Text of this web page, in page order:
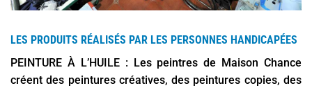
LES PRODUITS RÉALISÉS PAR LES PERSONNES HANDICAPÉES
PEINTURE À L’HUILE : Les peintres de Maison Chance
créent des peintures créatives, des peintures copies, des